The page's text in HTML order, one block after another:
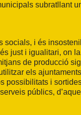
subratllant
socials, i és
just i igualitari, on
de producció
els
possibilitats i
públics,